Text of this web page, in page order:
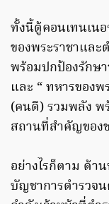
ทั้งนี้ตู้คอนเทนเน
ของพระราชาแล
พร้อมปกป้องรักษ
และ “ ทหารของพ
(คนดี) รวมพลัง พ
สถานที่สำคัญของ
อย่างไรก็ตาม ด้า
บัญชาการตำรวจ